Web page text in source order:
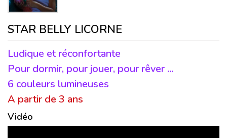
STAR BELLY LICORNE
Ludique et réconfortante
Pour dormir, pour jouer, pour rêver ...
6 couleurs lumineuses
A partir de 3 ans
Vidéo